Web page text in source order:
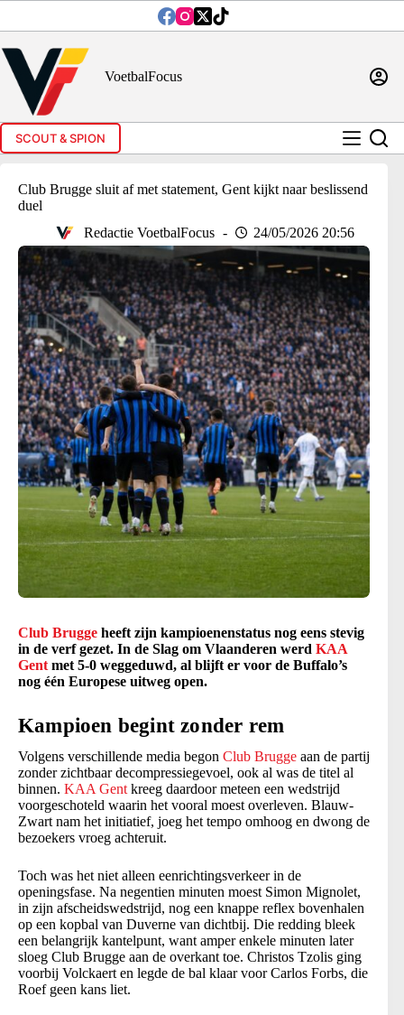
inhoud
VoetbalFocus
SCOUT & SPION
Club Brugge sluit af met statement, Gent kijkt naar beslissend
duel
Redactie VoetbalFocus
24/05/2026 20:56
Club Brugge heeft zijn kampioenenstatus nog eens stevig
in de verf gezet. In de Slag om Vlaanderen werd KAA
Gent met 5-0 weggeduwd, al blijft er voor de Buffalo’s
nog één Europese uitweg open.
Kampioen begint zonder rem
Volgens verschillende media begon Club Brugge aan de partij
zonder zichtbaar decompressiegevoel, ook al was de titel al
binnen. KAA Gent kreeg daardoor meteen een wedstrijd
voorgeschoteld waarin het vooral moest overleven. Blauw-
Zwart nam het initiatief, joeg het tempo omhoog en dwong de
bezoekers vroeg achteruit.
Toch was het niet alleen eenrichtingsverkeer in de
openingsfase. Na negentien minuten moest Simon Mignolet,
in zijn afscheidswedstrijd, nog een knappe reflex bovenhalen
op een kopbal van Duverne van dichtbij. Die redding bleek
een belangrijk kantelpunt, want amper enkele minuten later
sloeg Club Brugge aan de overkant toe. Christos Tzolis ging
voorbij Volckaert en legde de bal klaar voor Carlos Forbs, die
Roef geen kans liet.